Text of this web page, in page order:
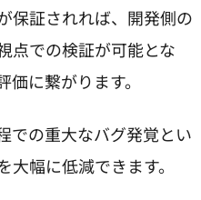
保証されれば、開発側の
点での検証が可能とな
に繋がります。
での重大なバグ発覚とい
幅に低減できます。